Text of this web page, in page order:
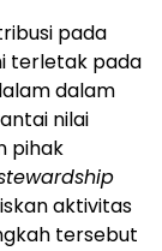
pada
terletak pada
dalam
nilai
pihak
aktivitas
tersebut